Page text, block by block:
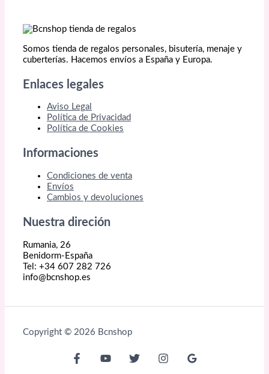
Somos tienda de regalos personales, bisutería, menaje y
cuberterías. Hacemos envíos a España y Europa.
Enlaces legales
Aviso Legal
Política de Privacidad
Política de Cookies
Informaciones
Condiciones de venta
Envíos
Cambios y devoluciones
Nuestra direción
Rumania, 26
Benidorm-España
Tel: +34 607 282 726
info@bcnshop.es
Copyright © 2026 Bcnshop